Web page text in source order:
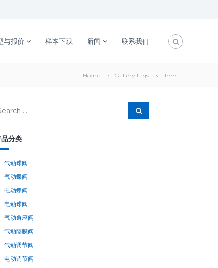
与报价 样本下载 新闻 联系我们
Home Gallery tags drop
S
e
品分类
气动球阀
气动蝶阀
电动蝶阀
电动球阀
气动角座阀
气动隔膜阀
气动调节阀
电动调节阀